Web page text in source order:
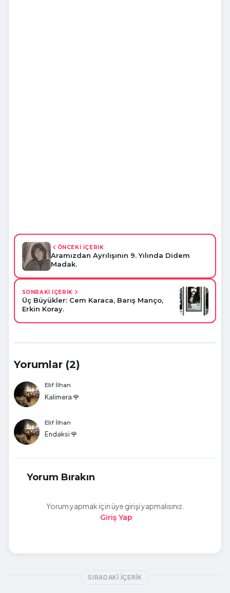
ÖNCEKİ İÇERİK
Aramızdan Ayrılışının 9. Yılında Didem
Madak.
SONRAKİ İÇERİK
Üç Büyükler: Cem Karaca, Barış Manço,
Erkin Koray.
Yorumlar (2)
Elif İlhan
Kalimera 🌹
Elif İlhan
Endaksi 🌹
Yorum Bırakın
Yorum yapmak için üye girişi yapmalısınız.
Giriş Yap
SIRADAKI İÇERIK